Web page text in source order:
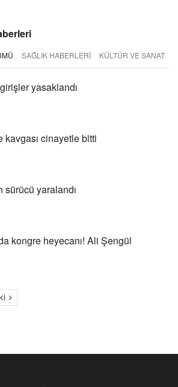
SAĞLIK HABERLERI KÜLTÜR VE SANAT
yasaklandı
kavgası cinayetle bitti
sürücü yaralandı
kongre heyecanı! Ali Şengül